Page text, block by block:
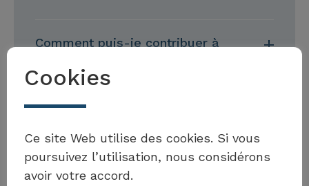
Comment puis-je contribuer à
Et pour la suite, quel avenir ?
Cookies
Ce site Web utilise des cookies. Si vous
poursuivez l’utilisation, nous considérons
avoir votre accord.